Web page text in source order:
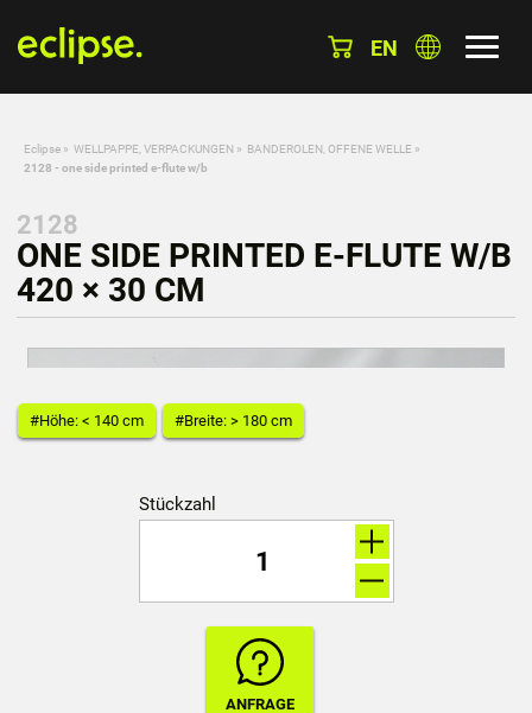
EN
Eclipse » WELLPAPPE, VERPACKUNGEN » BANDEROLEN, OFFENE WELLE »
2128 - one side printed e-flute w/b
2128
ONE SIDE PRINTED E-FLUTE W/B
420 × 30 CM
#Höhe: < 140 cm #Breite: > 180 cm
Stückzahl